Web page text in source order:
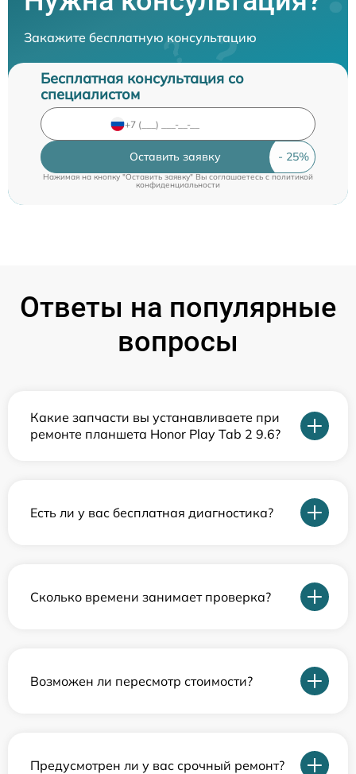
Закажите бесплатную консультацию
Бесплатная консультация со
специалистом
Оставить заявку
Нажимая на кнопку "Оставить заявку" Вы соглашаетесь cполитикой
конфиденциальности
Ответы на популярные
вопросы
Какие запчасти вы устанавливаете при
ремонте планшета Honor Play Tab 2 9.6?
Есть ли у вас бесплатная диагностика?
Сколько времени занимает проверка?
Возможен ли пересмотр стоимости?
Предусмотрен ли у вас срочный ремонт?